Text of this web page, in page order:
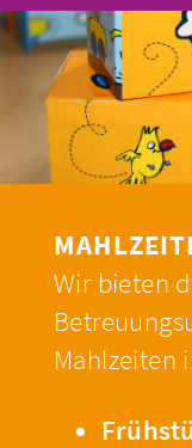
Wir bieten
Mahlzeiten